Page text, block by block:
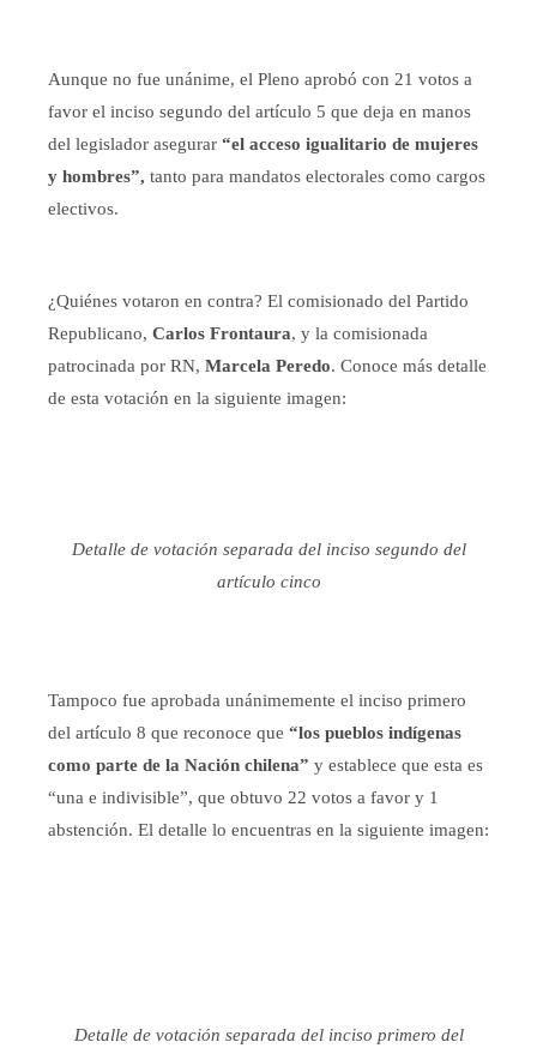
Aunque no fue unánime, el Pleno aprobó con 21 votos a
favor el inciso segundo del artículo 5 que deja en manos
del legislador asegurar “el acceso igualitario de mujeres
y hombres”, tanto para mandatos electorales como cargos
electivos.
¿Quiénes votaron en contra? El comisionado del Partido
Republicano, Carlos Frontaura, y la comisionada
patrocinada por RN, Marcela Peredo. Conoce más detalle
de esta votación en la siguiente imagen:
Detalle de votación separada del inciso segundo del
artículo cinco
Tampoco fue aprobada unánimemente el inciso primero
del artículo 8 que reconoce que “los pueblos indígenas
como parte de la Nación chilena” y establece que esta es
“una e indivisible”, que obtuvo 22 votos a favor y 1
abstención. El detalle lo encuentras en la siguiente imagen:
Detalle de votación separada del inciso primero del